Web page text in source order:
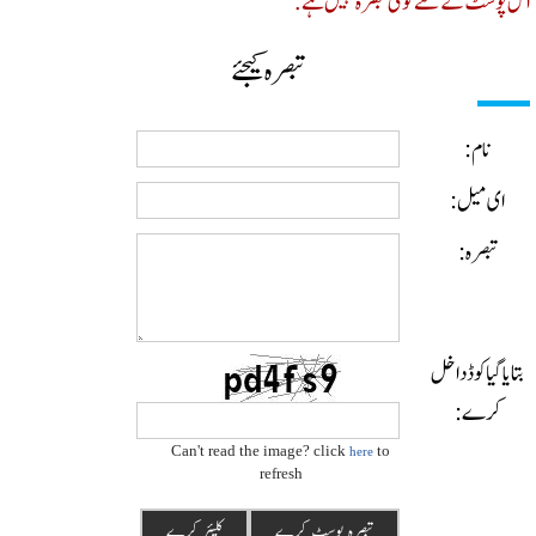
تبصرہ کیجئے
نام:
ای میل:
تبصرہ:
گیا کوڈ داخل
کرے:
Can't read the image? clickhere
refresh